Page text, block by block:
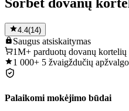
4.4(14)
Saugus atsiskaitymas
1M+ parduotų dovanų kortelių
1 000+ 5 žvaigždučių
Palaikomi mokėjimo būdai